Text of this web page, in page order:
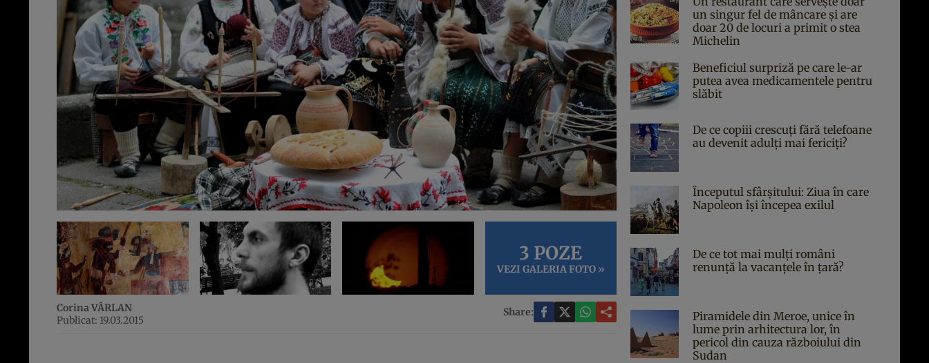
3 POZE
VEZI GALERIA FOTO »
Corina VÂRLAN
Publicat: 19.03.2015
Share:
un singur fel de mâncare și are
doar 20 de locuri a primit o stea
Michelin
Beneficiul surpriză pe care le-ar
putea avea medicamentele pentru
slăbit
De ce copiii crescuți fără telefoane
au devenit adulți mai fericiți?
Începutul sfârşitului: Ziua în care
Napoleon îşi începea exilul
De ce tot mai mulți români
renunță la vacanțele în țară?
Piramidele din Meroe, unice în
lume prin arhitectura lor, în
pericol din cauza războiului din
Sudan